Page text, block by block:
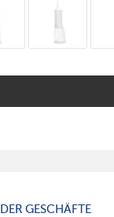
GESCHÄFTE